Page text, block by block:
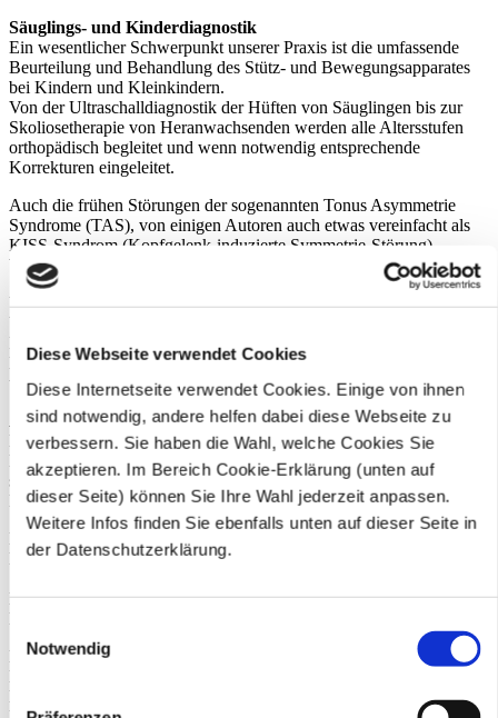
Diese Webseite verwendet Cookies
Diese Internetseite verwendet Cookies. Einige von ihnen
sind notwendig, andere helfen dabei diese Webseite zu
verbessern. Sie haben die Wahl, welche Cookies Sie
akzeptieren. Im Bereich Cookie-Erklärung (unten auf
dieser Seite) können Sie Ihre Wahl jederzeit anpassen.
Weitere Infos finden Sie ebenfalls unten auf dieser Seite in
der Datenschutzerklärung.
Einwilligungsauswahl
Notwendig
Säuglings- und Kinderdiagnostik
Ein wesentlicher Schwerpunkt unserer Praxis ist die umfassende
Beurteilung und Behandlung des Stütz- und Bewegungsapparates
bei Kindern und Kleinkindern.
Von der Ultraschalldiagnostik der Hüften von Säuglingen bis zur
Skoliosetherapie von Heranwachsenden werden alle Altersstufen
orthopädisch begleitet und wenn notwendig entsprechende
Korrekturen eingeleitet.
Auch die frühen Störungen der sogenannten Tonus Asymmetrie
Syndrome (TAS), von einigen Autoren auch etwas vereinfacht als
KISS-Syndrom (Kopfgelenk-induzierte Symmetrie-Störung)
bezeichnet, werden spezialisiert in unserer Praxis behandelt.
Unser Selbstverständnis beinhaltet den sorgsamen und einfühlsamen
Umgang mit Kindern aller Altersstufen. Das Erkennen kindlicher
Fehlentwicklungen des Bewegungsapparates kann viele spätere
Leiden und Beschwerden verhindern, dies sehen wir als eine
unserer wichtigsten Aufgaben an!
Atlastherapie nach Arlen
Neben den bekannten und bewährten chirotherapeutischen
Maßnahmen erlaubt die Atlastherapie nach Arlen, auch Krankheiten
sehr effektiv und gefahrlos zu behandeln, die bisher der
Manualtherapie nicht zugänglich waren.
Häufige Behandlungsindikationen sind Kopf- und
Nackenbeschwerden, Migräne, halswirbelsäulenbedingter
Kindern und Erwachsenen, Störungen der Muskelspannung sowie
Konzentrations- und Entwicklungsstörungen bei Kindern.
Die Atlastherapie ist eine manipulative Reflextherapie an den
Kopfgelenken, dem Übergang zwischen Kopf und erstem
Halswirbel, dem Atlaswirbel. Sie ist eine sehr anspruchsvolle